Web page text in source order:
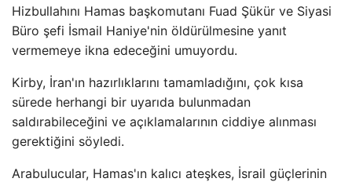
Hizbullahını Hamas başkomutanı Fuad Şükür ve Siyasi
Büro şefi İsmail Haniye'nin öldürülmesine yanıt
vermemeye ikna edeceğini umuyordu.
Kirby, İran'ın hazırlıklarını tamamladığını, çok kısa
sürede herhangi bir uyarıda bulunmadan
saldırabileceğini ve açıklamalarının ciddiye alınması
gerektiğini söyledi.
Arabulucular, Hamas'ın kalıcı ateşkes, İsrail güçlerinin